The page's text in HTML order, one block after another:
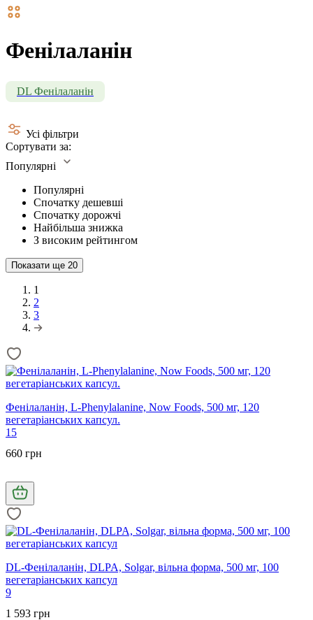
Фенілаланін
DL Фенілаланін
Усі фільтри
Сортувати за:
Популярні
Популярні
Спочатку дешевші
Спочатку дорожчі
Найбільша знижка
З високим рейтингом
Показати ще 20
1
2
3
Фенілаланін, L-Phenylalanine, Now Foods, 500 мг, 120
вегетаріанських капсул.
15
660 грн
DL-Фенілаланін, DLPA, Solgar, вільна форма, 500 мг, 100
вегетаріанських капсул
9
1 593 грн